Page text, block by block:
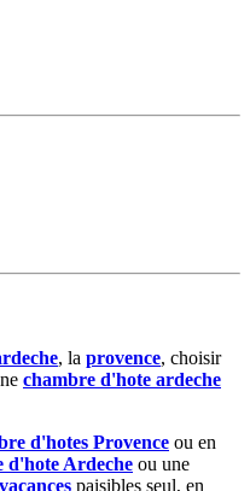
, la provence, choisir
chambre d'hote ardeche
d'hotes Provence ou en
d'hote Ardeche ou une
vacances paisibles seul, en